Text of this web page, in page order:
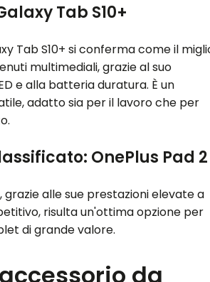
Tab S10+
Tab S10+ si conferma come il
multimediali, grazie al suo
e alla batteria duratura. È un
adatto sia per il lavoro che per
OnePlus Pad 2
grazie alle sue prestazioni elevate a
risulta un'ottima opzione per
di grande valore.
da